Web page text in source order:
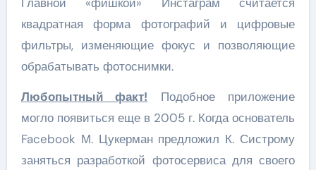
квадратная форма фотографий и цифровые
фильтры, изменяющие фокус и позволяющие
обрабатывать фотоснимки.
Любопытный факт! Подобное приложение
могло появиться еще в 2005 г. Когда основатель
Facebook М. Цукерман предложил К. Систрому
заняться разработкой фотосервиса для своего